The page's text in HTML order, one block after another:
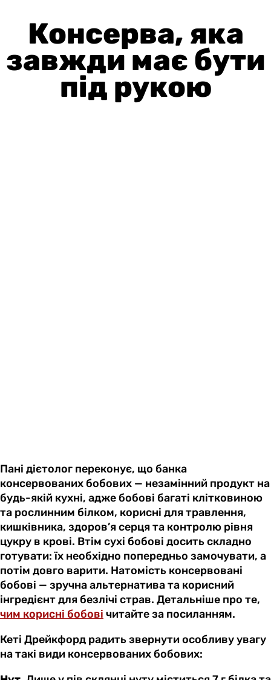
Консерва, яка
завжди має бути
під рукою
Пані дієтолог переконує, що банка
консервованих бобових — незамінний продукт на
будь-якій кухні, адже бобові багаті клітковиною
та рослинним білком, корисні для травлення,
кишківника, здоров’я серця та контролю рівня
цукру в крові. Втім сухі бобові досить складно
готувати: їх необхідно попередньо замочувати, а
потім довго варити. Натомість консервовані
бобові — зручна альтернатива та корисний
інгредієнт для безлічі страв. Детальніше про те,
чим корисні бобові читайте за посиланням.
Кеті Дрейкфорд радить звернути особливу увагу
на такі види консервованих бобових: